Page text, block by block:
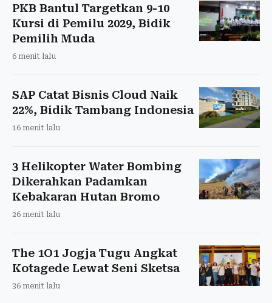
PKB Bantul Targetkan 9-10
Kursi di Pemilu 2029, Bidik
Pemilih Muda
6 menit lalu
SAP Catat Bisnis Cloud Naik
22%, Bidik Tambang Indonesia
16 menit lalu
3 Helikopter Water Bombing
Dikerahkan Padamkan
Kebakaran Hutan Bromo
26 menit lalu
The 1O1 Jogja Tugu Angkat
Kotagede Lewat Seni Sketsa
36 menit lalu